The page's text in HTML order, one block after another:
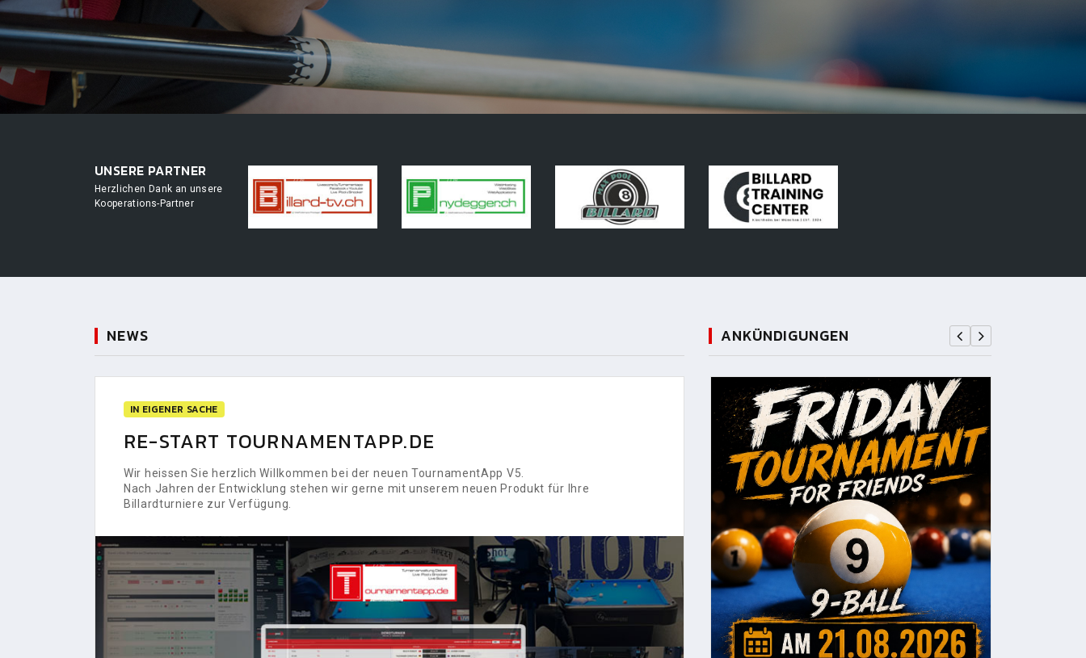
UNSERE PARTNER
Herzlichen Dank an unsere
Kooperations-Partner
NEWS
IN EIGENER SACHE
RE-START TOURNAMENTAPP.DE
Wir heissen Sie herzlich Willkommen bei der neuen TournamentApp V5.
Nach Jahren der Entwicklung stehen wir gerne mit unserem neuen Produkt für Ihre
Billardturniere zur Verfügung.
ANKÜNDIGUNGEN